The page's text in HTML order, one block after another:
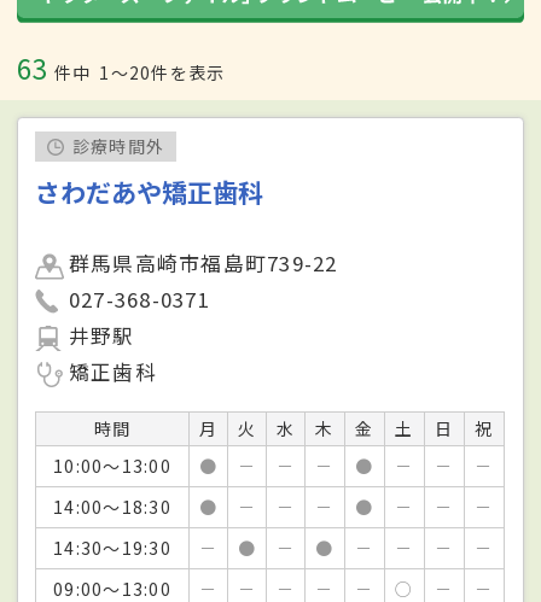
63 件中 1〜20件を表示
診療時間外
さわだあや矯正歯科
群馬県高崎市福島町739-22
027-368-0371
井野駅
矯正歯科
時間 月 火 水 木 金 土 日
祝
10:00～13:00
● － － － ● － －
－
14:00～18:30
● － － － ● － －
－
14:30～19:30
－ ● － ● － － －
－
09:00～13:00
－ － － － － ○ －
－